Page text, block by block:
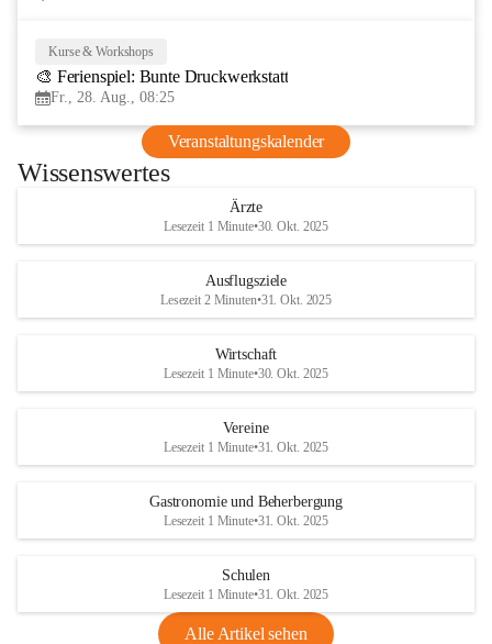
Kurse & Workshops
🎨 Ferienspiel: Bunte Druckwerkstatt
Fr., 28. Aug., 08:25
Veranstaltungskalender
Wissenswertes
Ärzte
Lesezeit 1 Minute•30. Okt. 2025
Ausflugsziele
Lesezeit 2 Minuten•31. Okt. 2025
Wirtschaft
Lesezeit 1 Minute•30. Okt. 2025
Vereine
Lesezeit 1 Minute•31. Okt. 2025
Gastronomie und Beherbergung
Lesezeit 1 Minute•31. Okt. 2025
Schulen
Lesezeit 1 Minute•31. Okt. 2025
Alle Artikel sehen